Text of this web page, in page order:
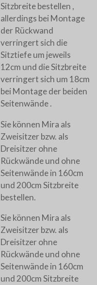
Sitzbreite bestellen ,
allerdings bei Montage
der Rückwand
verringert sich die
Sitztiefe um jeweils
12cm und die Sitzbreite
verringert sich um 18cm
bei Montage der beiden
Seitenwände .
Sie können Mira als
Zweisitzer bzw. als
Dreisitzer ohne
Rückwände und ohne
Seitenwände in 160cm
und 200cm Sitzbreite
bestellen.
Sie können Mira als
Zweisitzer bzw. als
Dreisitzer ohne
Rückwände und ohne
Seitenwände in 160cm
und 200cm Sitzbreite